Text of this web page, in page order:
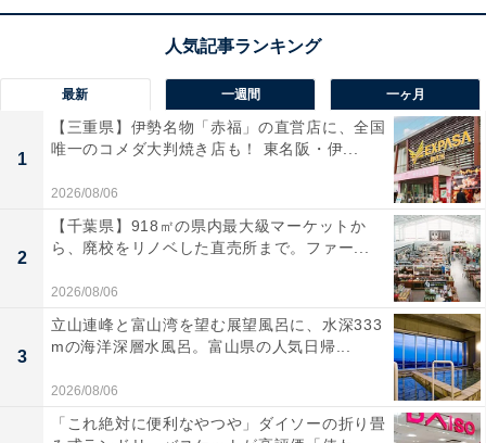
最新 一週間 一ヶ月
1
【三重県】伊勢名物「赤福」の直営店に、全国
唯一のコメダ大判焼き店も！ 東名阪・伊...
2026/08/06
2
【千葉県】918㎡の県内最大級マーケットか
ら、廃校をリノベした直売所まで。ファー...
2026/08/06
3
立山連峰と富山湾を望む展望風呂に、水深333
mの海洋深層水風呂。富山県の人気日帰...
2026/08/06
「これ絶対に便利なやつや」ダイソーの折り畳